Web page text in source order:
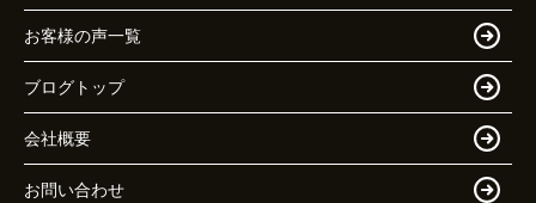
お客様の声一覧
ブログトップ
会社概要
お問い合わせ